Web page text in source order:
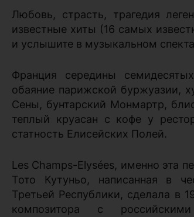
Любовь, страсть, трагедия
известные хиты (16 самых
и услышите в музыкальном
Франция середины
обаяние парижской буржуазии,
Сены, бунтарский Монмартр,
теплый круасан с кофе у
статность Елисейских Полей.
Les Champs-Elysées, именно эта
Тото Кутуньо, написанная в
Третьей Республики, сделала в
композитора с